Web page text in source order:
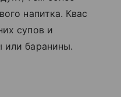
напитка. Квас
супов и
или баранины.